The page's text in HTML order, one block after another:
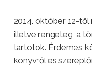
2014. október 12-
illetve rengeteg, a
tartotok. Érdemes
könyvről és